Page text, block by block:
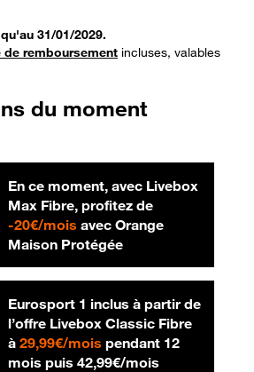
31/01/2029.
de remboursement incluses, valables
du moment
En ce moment, avec Livebox
Max Fibre, profitez de
-20€/mois20 € par mois
avec Orange
Maison Protégée
Eurosport 1 inclus à partir de
l’offre Livebox Classic Fibre
à 29,99€/mois29,99 € par mois
pendant 12
mois puis 42,99€/mois42,99 € par